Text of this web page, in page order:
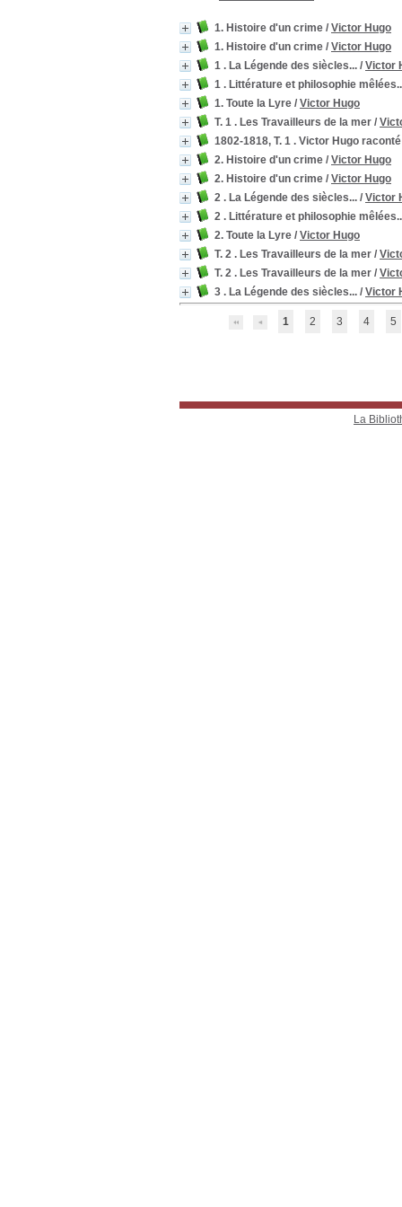
1. Histoire d'un crime / Victor Hugo
1. Histoire d'un crime / Victor Hugo
1 . La Légende des siècles... / Victor
1 . Littérature et philosophie
1. Toute la Lyre / Victor Hugo
T. 1 . Les Travailleurs de la mer /
1802-1818, T. 1 . Victor Hugo
2. Histoire d'un crime / Victor Hugo
2. Histoire d'un crime / Victor Hugo
2 . La Légende des siècles... / Victor
2 . Littérature et philosophie
2. Toute la Lyre / Victor Hugo
T. 2 . Les Travailleurs de la mer /
T. 2 . Les Travailleurs de la mer /
3 . La Légende des siècles... / Victor
1 2 3 4 5
La